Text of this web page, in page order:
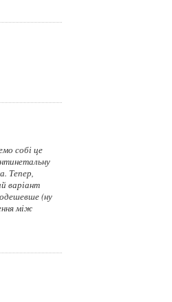
собі це
Тепер,
варіант
(ну
між